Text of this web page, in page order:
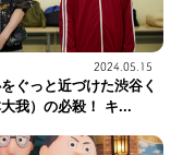
2024.05.15
ぐっと近づけた渋谷く
我）の必殺！ キ...